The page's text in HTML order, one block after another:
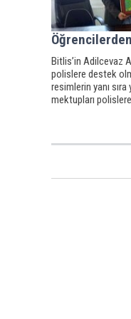
Bitlis’in Adilcevaz
polislere destek
resimlerin yanı sıra
mektupları